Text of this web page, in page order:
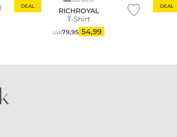
DEAL
RICHROYAL
T-Shirt
UVP79,95 54,99
DEAL